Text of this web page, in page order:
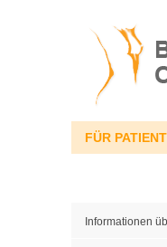
FÜR
Informationen